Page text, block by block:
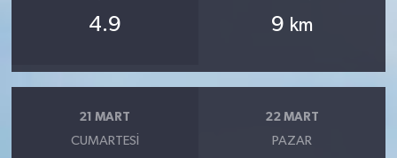
4.9 9 km
21 MART
CUMARTESI
22 MART
PAZAR